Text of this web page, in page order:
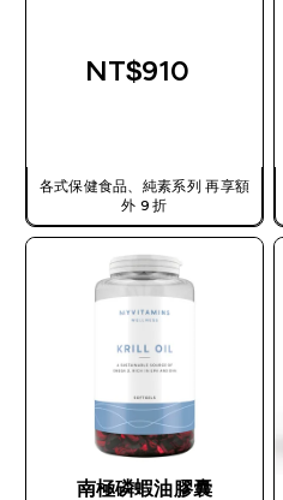
NT$910‎
各式保健食品、純素系列 再享額
外 9 折
南極磷蝦油膠囊